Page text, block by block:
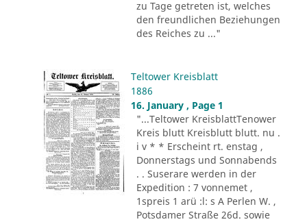
zu Tage getreten ist, welches
den freundlichen Beziehungen
des Reiches zu ..."
Teltower Kreisblatt
1886
16. January , Page 1
"...Teltower KreisblattTenower
Kreis blutt Kreisblutt blutt. nu .
i v * * Erscheint rt. enstag ,
Donnerstags und Sonnabends
. . Suserare werden in der
Expedition : 7 vonnemet ,
1spreis 1 arü :l: s A Perlen W. ,
Potsdamer Straße 26d. sowie